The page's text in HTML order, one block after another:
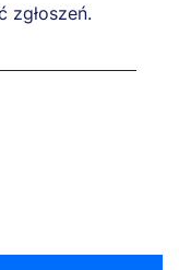
zgłoszeń.